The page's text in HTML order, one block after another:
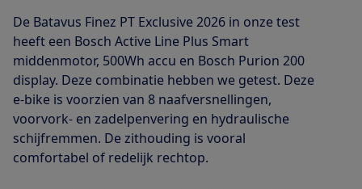
De Batavus Finez PT Exclusive 2026 in onze test
heeft een Bosch Active Line Plus Smart
middenmotor, 500Wh accu en Bosch Purion 200
display. Deze combinatie hebben we getest. Deze
e-bike is voorzien van 8 naafversnellingen,
voorvork- en zadelpenvering en hydraulische
schijfremmen. De zithouding is vooral
comfortabel of redelijk rechtop.